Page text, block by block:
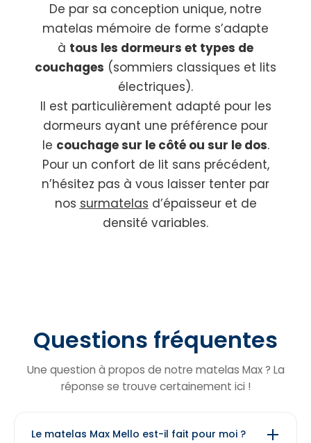
De par sa conception unique, notre
matelas mémoire de forme s’adapte
à tous les dormeurs et types de
couchages (sommiers classiques et lits
électriques).
Il est particulièrement adapté pour les
dormeurs ayant une préférence pour
le couchage sur le côté ou sur le dos.
Pour un confort de lit sans précédent,
n’hésitez pas à vous laisser tenter par
nos surmatelas d’épaisseur et de
densité variables.
Questions fréquentes
Une question à propos de notre matelas Max ? La
réponse se trouve certainement ici !
Le matelas Max Mello est-il fait pour moi ?